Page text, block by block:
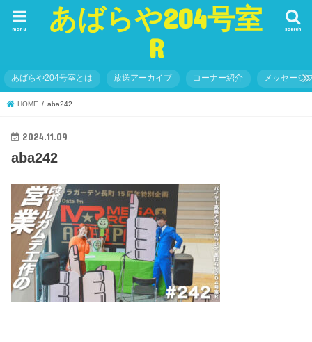
あばらや204号室
R
search
menu
あばらや204号室とは 放送アーカイブ コーナー紹介 メッセージ
HOME aba242
2024.11.09
aba242